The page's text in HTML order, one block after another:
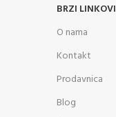
BRZI LINKOVI
O nama
Kontakt
Prodavnica
Blog